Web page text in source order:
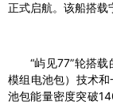
正式启航。该船搭载
“屿见77”轮搭
模组电池包）技术
池包能量密度突破